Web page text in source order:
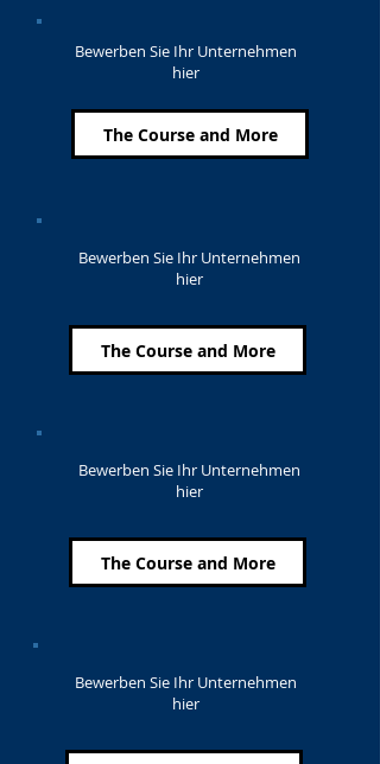
Bewerben Sie Ihr Unternehmen
hier
The Course and More
Bewerben Sie Ihr Unternehmen
hier
The Course and More
Bewerben Sie Ihr Unternehmen
hier
The Course and More
Bewerben Sie Ihr Unternehmen
hier